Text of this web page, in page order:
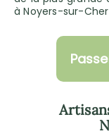
à Noyers-sur-